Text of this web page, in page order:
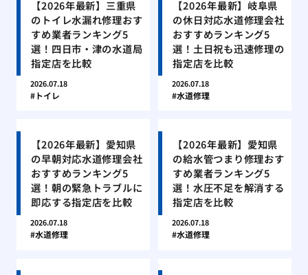
【2026年最新】三重県
のトイレ水漏れ修理おす
すめ業者ランキング5
選！四日市・津の水道局
指定店を比較
2026.07.18
トイレ
【2026年最新】岐阜県
の休日対応水道修理会社
おすすめランキング5
選！土日祝も迅速修理の
指定店を比較
2026.07.18
水道修理
【2026年最新】愛知県
の早朝対応水道修理会社
おすすめランキング5
選！朝の緊急トラブルに
即応する指定店を比較
2026.07.18
水道修理
【2026年最新】愛知県
の給水管つまり修理おす
すめ業者ランキング5
選！水圧不足を解消する
指定店を比較
2026.07.18
水道修理